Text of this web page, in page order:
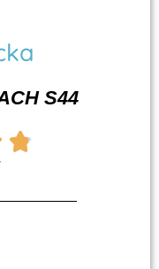
S44
Betygsatt
av